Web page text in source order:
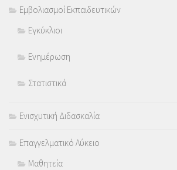
Εμβολιασμοί Εκπαιδευτικών
Εγκύκλιοι
Ενημέρωση
Στατιστικά
Ενισχυτική Διδασκαλία
Επαγγελματικό Λύκειο
Μαθητεία